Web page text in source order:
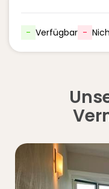
- Verfügbar -